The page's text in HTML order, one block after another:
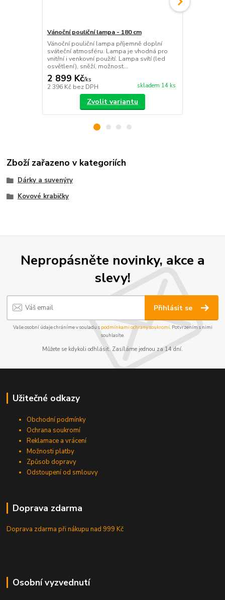
Vánoční pouliční lampa - 180 cm
Vánoční pouliční lampa příjemně doplní
sváteční atmosféru. Lampa je vhodná pro
vnitřní i venkovní použití. Lampa svítí (led
osvětlení), sněží, možnost...
2 899 Kč/ks
2 396 Kč bez DPH skladem 14 ks
Zvolit variantu
Zboží zařazeno v kategoriích
Dárky a suvenýry
Kovové krabičky
Nepropásněte novinky, akce a
slevy!
Přihlásit se
Vaše osobní údaje chráníme v souladu s podmínkami ochrany soukromí. Potvrzením s nimi
souhlasíte.
Můžete se kdykoli odhlásit. Zasíláme jednou za 14 dní.
Užitečné odkazy
Obchodní podmínky
Ochrana soukromí
Reklamace a vrácení
Možnosti platby
Způsob dopravy
Odstoupení od smlouvy
Doprava zdarma
Doprava zdarma při nákupunad 999 Kč
Osobní vyzvednutí